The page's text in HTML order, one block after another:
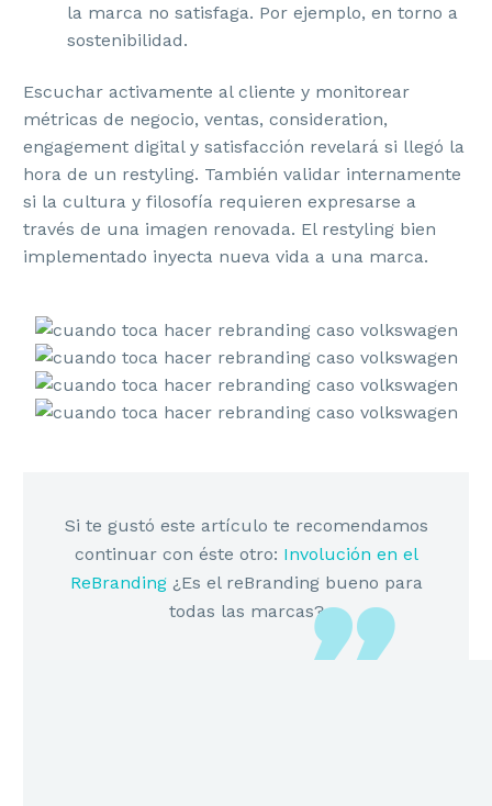
la marca no satisfaga. Por ejemplo, en torno a
sostenibilidad.
Escuchar activamente al cliente y monitorear
métricas de negocio, ventas, consideration,
engagement digital y satisfacción revelará si llegó la
hora de un restyling. También validar internamente
si la cultura y filosofía requieren expresarse a
través de una imagen renovada. El restyling bien
implementado inyecta nueva vida a una marca.
Si te gustó este artículo te recomendamos
continuar con éste otro: Involución en el
ReBranding¿Es el reBranding bueno para
todas las marcas?